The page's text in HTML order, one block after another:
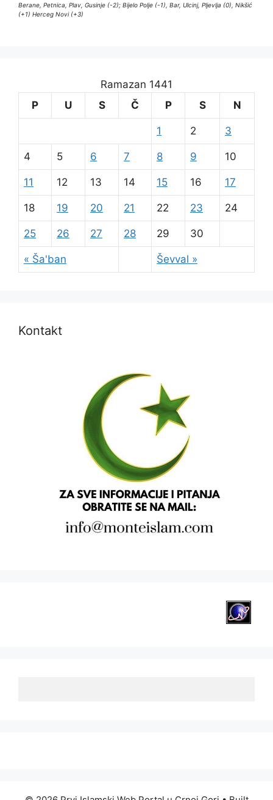
Berane, Petnica, Plav, Gusinje (-2); Bijelo Polje (-1), Bar, Ulcinj, Pljevlja (0), Nikšić
(+1) Herceg Novi (+3)
Ramazan 1441
P
U S Č P S N
« Ša'ban Ševval »
1 2 3
4 5 6 7 8 9 10
11 12 13 14 15 16 17
18 19 20 21 22 23 24
25 26 27 28 29 30
Kontakt